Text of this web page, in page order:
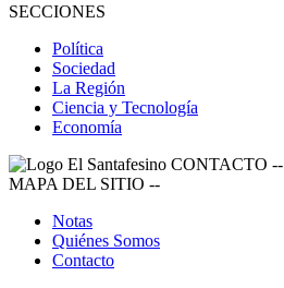
SECCIONES
Política
Sociedad
La Región
Ciencia y Tecnología
Economía
CONTACTO --
MAPA DEL SITIO --
Notas
Quiénes Somos
Contacto